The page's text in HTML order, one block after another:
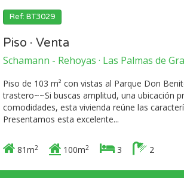
Ref: BT3029
Piso · Venta
Schamann - Rehoyas · Las Palmas de
Piso de 103 m² con vistas al Parque Don
trastero~~Si buscas amplitud, una ubicación
comodidades, esta vivienda reúne las
Presentamos esta excelente...
81m2 100m2 3 2